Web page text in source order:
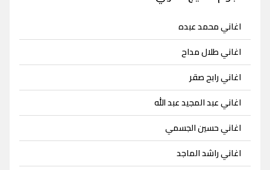
اغاني محمد عبده
اغاني طلال مداح
اغاني رابح صقر
اغاني عبد المجيد عبد الله
اغاني حسين الجسمي
اغاني راشد الماجد